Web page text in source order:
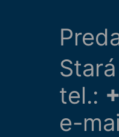
tel.:
e-